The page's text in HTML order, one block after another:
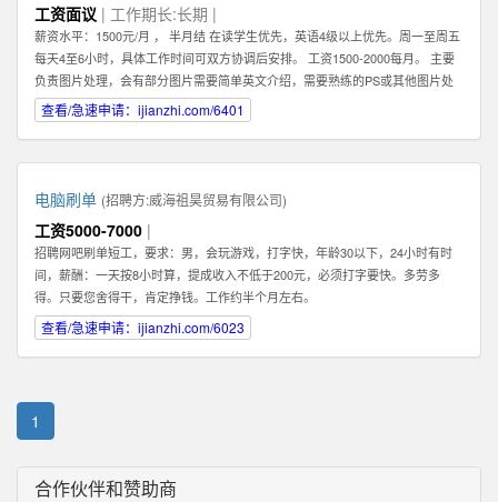
工资面议 | 工作期长:长期 |
薪资水平：1500元/月 ， 半月结 在读学生优先，英语4级以上优先。周一至周五
每天4至6小时，具体工作时间可双方协调后安排。 工资1500-2000每月。 主要
负责图片处理，会有部分图片需要简单英文介绍，需要熟练的PS或其他图片处
理软件。 可以在家办公，图片处理过程中需要有一定的想法和创新。 联系人：
肖女士 公司地址：龙岗中心城
查看/急速申请：ijianzhi.com/6401
电脑刷单 (招聘方:威海祖昊贸易有限公司)
工资5000-7000 |
招聘网吧刷单短工，要求：男，会玩游戏，打字快，年龄30以下，24小时有时
间，薪酬：一天按8小时算，提成收入不低于200元，必须打字要快。多劳多
得。只要您舍得干，肯定挣钱。工作约半个月左右。
查看/急速申请：ijianzhi.com/6023
1
合作伙伴和赞助商